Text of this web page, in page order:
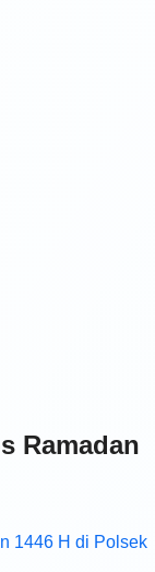
Ramadan
1446 H di Polsek